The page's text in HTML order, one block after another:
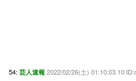
54: 芸人速報 2022/02/26(土) 01:10:03.10